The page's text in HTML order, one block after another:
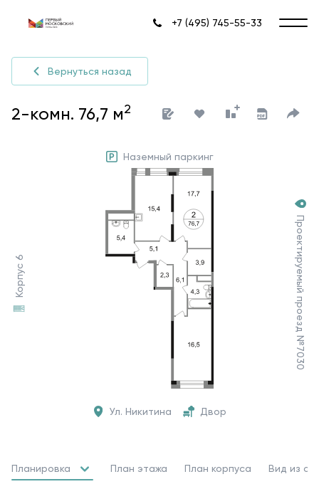
+7 (495) 745-55-33
Вернуться назад
2-комн. 76,7 м2
Корпус 6 Проектируемый проезд №7030
Ул. Никитина Двор
Наземный паркинг
Планировка План этажа План корпуса Вид из